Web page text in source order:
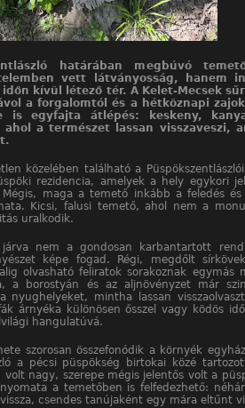
határában megbúvó
vett látványosság, hanem
kívül létező tér. A Kelet-Mecsek
a forgalomtól és a hétköznapi
is egyfajta átlépés: keskeny,
a természet lassan visszaveszi,
közelében található a
rezidencia, amelyek a hely egykori
Mégis, maga a temető inkább a feledés és
Kicsi, falusi temető, ahol nem a
uralkodik.
nem a gondosan karbantartott
képe fogad. Régi, megdőlt
olvasható feliratok sorakoznak egymás
a borostyán és az aljnövényzet már
nyughelyeket, mintha lassan
árnyéka különösen ősszel vagy ködös
hangulatúvá.
szorosan összefonódik a környék
a pécsi püspökség birtokai közé
volt nagy, szerepe mégis jelentős volt a
a temetőben is felfedezhető:
csendes tanújaként egy mára eltűnt